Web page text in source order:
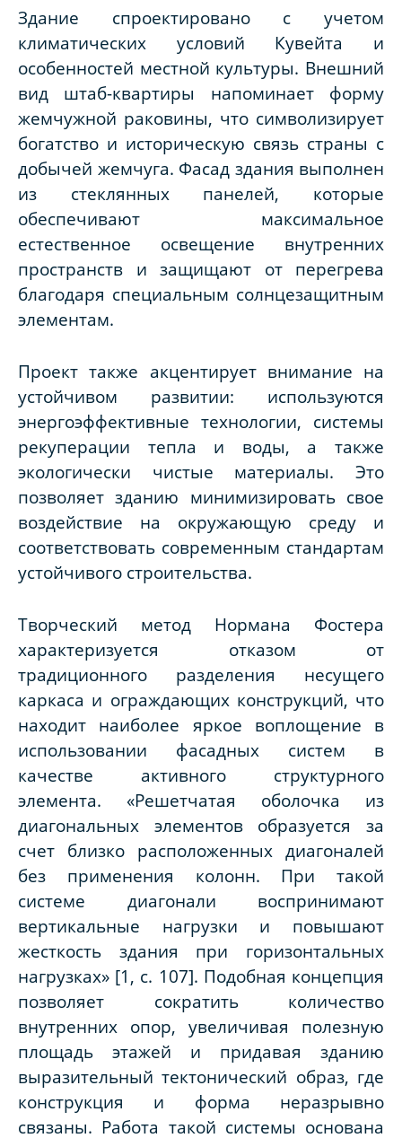
Здание спроектировано с учетом
климатических условий Кувейта и
особенностей местной культуры. Внешний
вид штаб-квартиры напоминает форму
жемчужной раковины, что символизирует
богатство и историческую связь страны с
добычей жемчуга. Фасад здания выполнен
из стеклянных панелей, которые
обеспечивают максимальное
естественное освещение внутренних
пространств и защищают от перегрева
благодаря специальным солнцезащитным
элементам.
Проект также акцентирует внимание на
устойчивом развитии: используются
энергоэффективные технологии, системы
рекуперации тепла и воды, а также
экологически чистые материалы. Это
позволяет зданию минимизировать свое
воздействие на окружающую среду и
соответствовать современным стандартам
устойчивого строительства.
Творческий метод Нормана Фостера
характеризуется отказом от
традиционного разделения несущего
каркаса и ограждающих конструкций, что
находит наиболее яркое воплощение в
использовании фасадных систем в
качестве активного структурного
элемента. «Решетчатая оболочка из
диагональных элементов образуется за
счет близко расположенных диагоналей
без применения колонн. При такой
системе диагонали воспринимают
вертикальные нагрузки и повышают
жесткость здания при горизонтальных
нагрузках» [1, с. 107]. Подобная концепция
позволяет сократить количество
внутренних опор, увеличивая полезную
площадь этажей и придавая зданию
выразительный тектонический образ, где
конструкция и форма неразрывно
связаны. Работа такой системы основана